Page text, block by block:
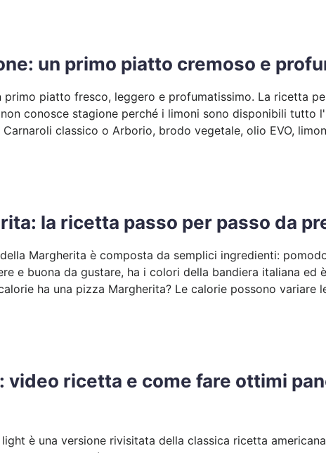
un primo piatto cremoso e
primo piatto fresco, leggero e profumatissimo. La ricetta
conosce stagione perché i limoni sono disponibili tutto
classico o Arborio, brodo vegetale, olio EVO,
la ricetta passo per passo da
Margherita è composta da semplici ingredienti:
e buona da gustare, ha i colori della bandiera italiana ed
ha una pizza Margherita? Le calorie possono variare
video ricetta e come fare ottimi
è una versione rivisitata della classica ricetta